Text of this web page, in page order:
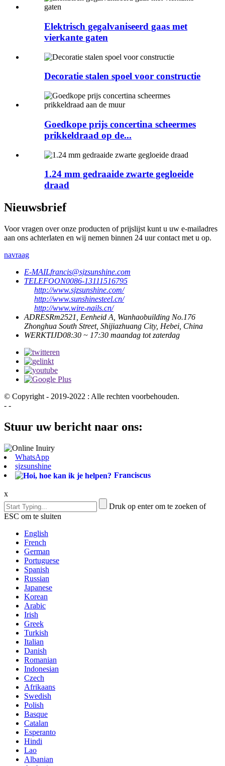
Elektrisch gegalvaniseerd gaas met
vierkante gaten
Decoratie stalen spoel voor constructie
Goedkope prijs concertina scheermes
prikkeldraad op de...
1.24 mm gedraaide zwarte gegloeide
draad
Nieuwsbrief
Voor vragen over onze producten of prijslijst kunt u uw e-mailadres
aan ons achterlaten en wij nemen binnen 24 uur contact met u op.
navraag
E-MAILfrancis@sjzsunshine.com
TELEFOON0086-13111516795
http://www.sjzsunshine.com/
http://www.sunshinesteel.cn/
http://www.wire-nails.cn/
ADRESRm2521, Eenheid A, Wanhaobuilding No.176
Zhonghua South Street, Shijiazhuang City, Hebei, China
WERKTIJD08:30 ~ 17:30 maandag tot zaterdag
© Copyright - 2019-2022 : Alle rechten voorbehouden.
- -
Stuur uw bericht naar ons:
WhatsApp
sjzsunshine
Franciscus
x
Druk op enter om te zoeken of
ESC om te sluiten
English
French
German
Portuguese
Spanish
Russian
Japanese
Korean
Arabic
Irish
Greek
Turkish
Italian
Danish
Romanian
Indonesian
Czech
Afrikaans
Swedish
Polish
Basque
Catalan
Esperanto
Hindi
Lao
Albanian